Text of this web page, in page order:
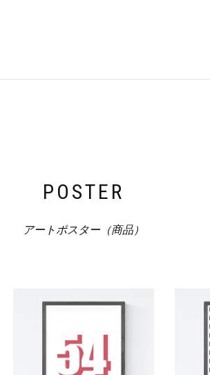
POSTER
アートポスター（商品）